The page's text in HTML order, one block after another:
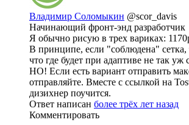
Владимир Соломыкин @scor_davis
Начинающий фронт-энд разработчик
Я обычно рисую в трех вариках:
В принципе, если "соблюдена" сетка,
что где будет при адаптиве не так уж
НО! Если есть вариант отправить
отправляйте. Вместе с ссылкой на
дизихнер поучится.
Ответ написан более трёх лет назад
Комментировать